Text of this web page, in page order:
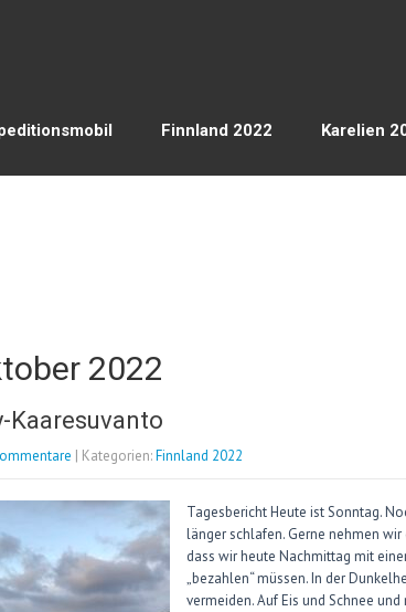
Finnland 2022 Karelien
2022
Kaaresuvanto
| Kategorien:Finnland 2022
Tagesbericht Heute ist Sonntag.
länger schlafen. Gerne nehmen wir
dass wir heute Nachmittag mit
„bezahlen“ müssen. In der
vermeiden. Auf Eis und Schnee